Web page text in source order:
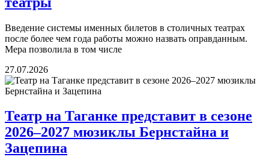
Введение системы именных билетов в столичных театрах
после более чем года работы можно назвать оправданным.
Мера позволила в том числе
27.07.2026
Театр на Таганке представит в сезоне
2026–2027 мюзиклы Бернстайна и
Зацепина